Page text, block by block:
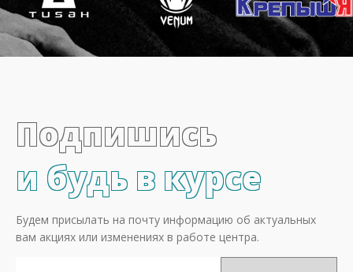
Подпишись
и будь в курсе
Будем присылать на почту информацию об актуальных
вам акциях или изменениях в работе центра.